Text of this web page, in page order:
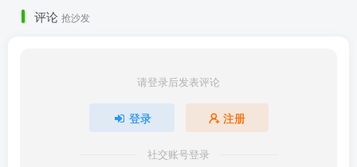
评论 抢沙发
请登录后发表评论
登录 注册
社交账号登录